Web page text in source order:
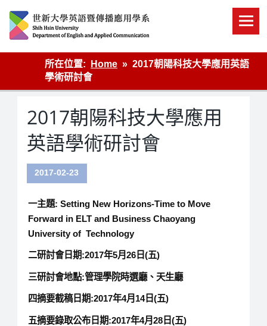
content
英語傳播
所在位置:
Home
2017朝陽科技大學應用英語
學術研討會
2017朝陽科技大學應用
英語學術研討會
2017-02-23
一主題: Setting New Horizons-Time to Move
Forward in ELT and Business Chaoyang
University of Technology
二研討會日期:2017年5月26日(五)
三研討會地點:管理學院時選廳、天生廳
四摘要截稿日期:2017年4月14日(五)
五摘要錄取公布日期:2017年4月28日(五)